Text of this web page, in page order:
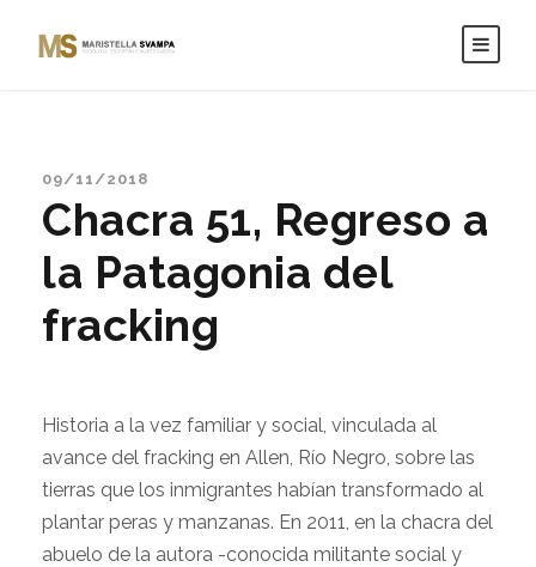
09/11/2018
Chacra 51, Regreso a
la Patagonia del
fracking
Historia a la vez familiar y social, vinculada al
avance del fracking en Allen, Río Negro, sobre las
tierras que los inmigrantes habían transformado al
plantar peras y manzanas. En 2011, en la chacra del
abuelo de la autora -conocida militante social y